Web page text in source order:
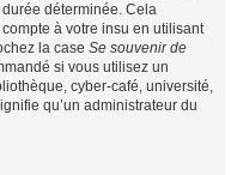
déterminée. Cela
à votre insu en utilisant
la case Se souvenir de
si vous utilisez un
cyber-café, université,
qu’un administrateur du